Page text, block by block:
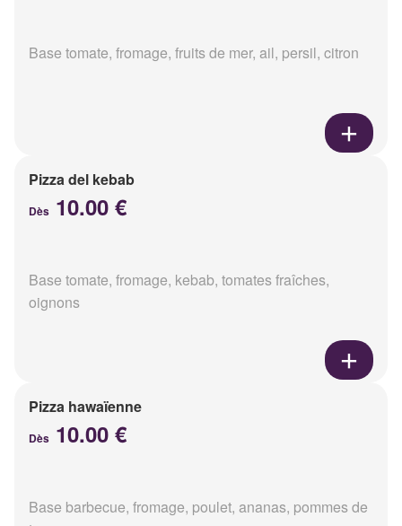
Base tomate, fromage, fruits de mer, ail, persil, citron
Pizza del kebab
Dès 10.00 €
Base tomate, fromage, kebab, tomates fraîches,
oignons
Pizza hawaïenne
Dès 10.00 €
Base barbecue, fromage, poulet, ananas, pommes de